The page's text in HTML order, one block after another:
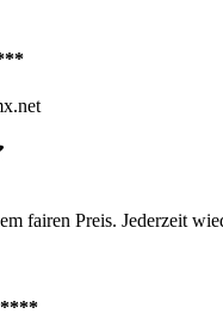
fairen Preis. Jederzeit